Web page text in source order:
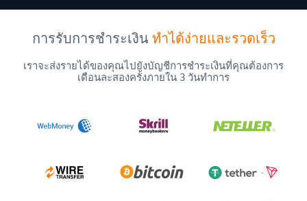
การรับการชำระเงิน ทำได้ง่ายและรวดเร็ว
เราจะส่งรายได้ของคุณไปยังบัญชีการชำระเงินที่คุณต้องการ
เดือนละสองครั้งภายใน 3 วันทำการ